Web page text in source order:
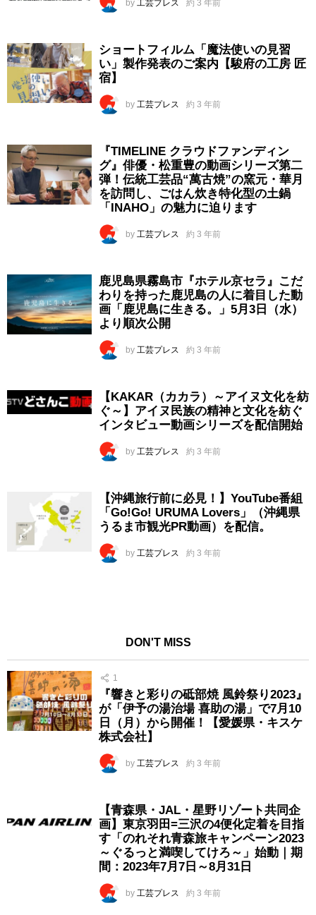
by 工芸プレス 約 3 年前
ショートフィルム「魔法使いの見習
い」製作発表のご案内【駿府の工房 匠
宿】
by 工芸プレス 約 3 年前
『TIMELINE クラウドファンディン
グ』俳優・松重豊の動画シリーズ第二
弾！伝統工芸品“萬古焼”の窯元・華月
を訪問し、ごはん炊き特化型の土鍋
「INAHO」の魅力に迫ります
by 工芸プレス 約 3 年前
鹿児島県霧島市『ホテル京セラ』こだ
わりを持った鹿児島の人に着目した動
画「鹿児島に生きる。」5月3日（水）
より順次公開
by 工芸プレス 約 3 年前
【KAKAR（カカラ）～アイヌ文化を紡
ぐ～】アイヌ民族の精神と文化を紡ぐ
インタビュー動画シリーズを配信開始
by 工芸プレス 約 3 年前
【沖縄旅行前に必見！】YouTube番組
「Go!Go! URUMA Lovers」（沖縄県
うるま市観光PR動画）を配信。
by 工芸プレス 約 3 年前
DON'T MISS
1
『響きと彩りの砥部焼 風鈴祭り2023』
が「伊予の湯治場 喜助の湯」で7月10
日（月）から開催！【愛媛県・キスケ
株式会社】
by 工芸プレス 約 3 年前
【青森県・JAL・星野リゾート共同企
画】東京羽田=三沢の4便化定着を目指
す「のれそれ青森旅キャンペーン2023
～ぐるっと満喫してけろ～」始動｜期
間：2023年7月7日～8月31日
by 工芸プレス 約 3 年前